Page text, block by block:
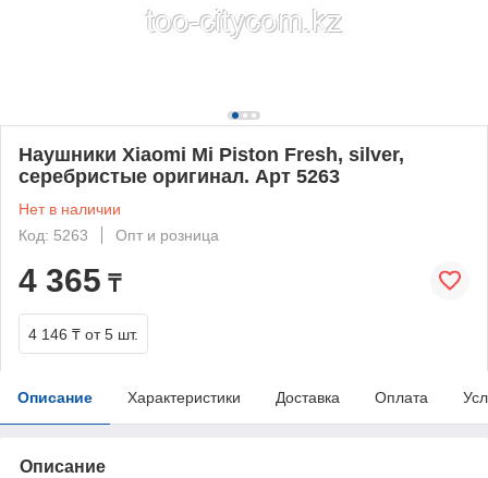
Наушники Xiaomi Mi Piston Fresh, silver,
серебристые оригинал. Арт 5263
Нет в наличии
Код: 5263
Опт и розница
4 365 ₸
4 146 ₸ от 5 шт.
Описание Характеристики Доставка Оплата
Описание